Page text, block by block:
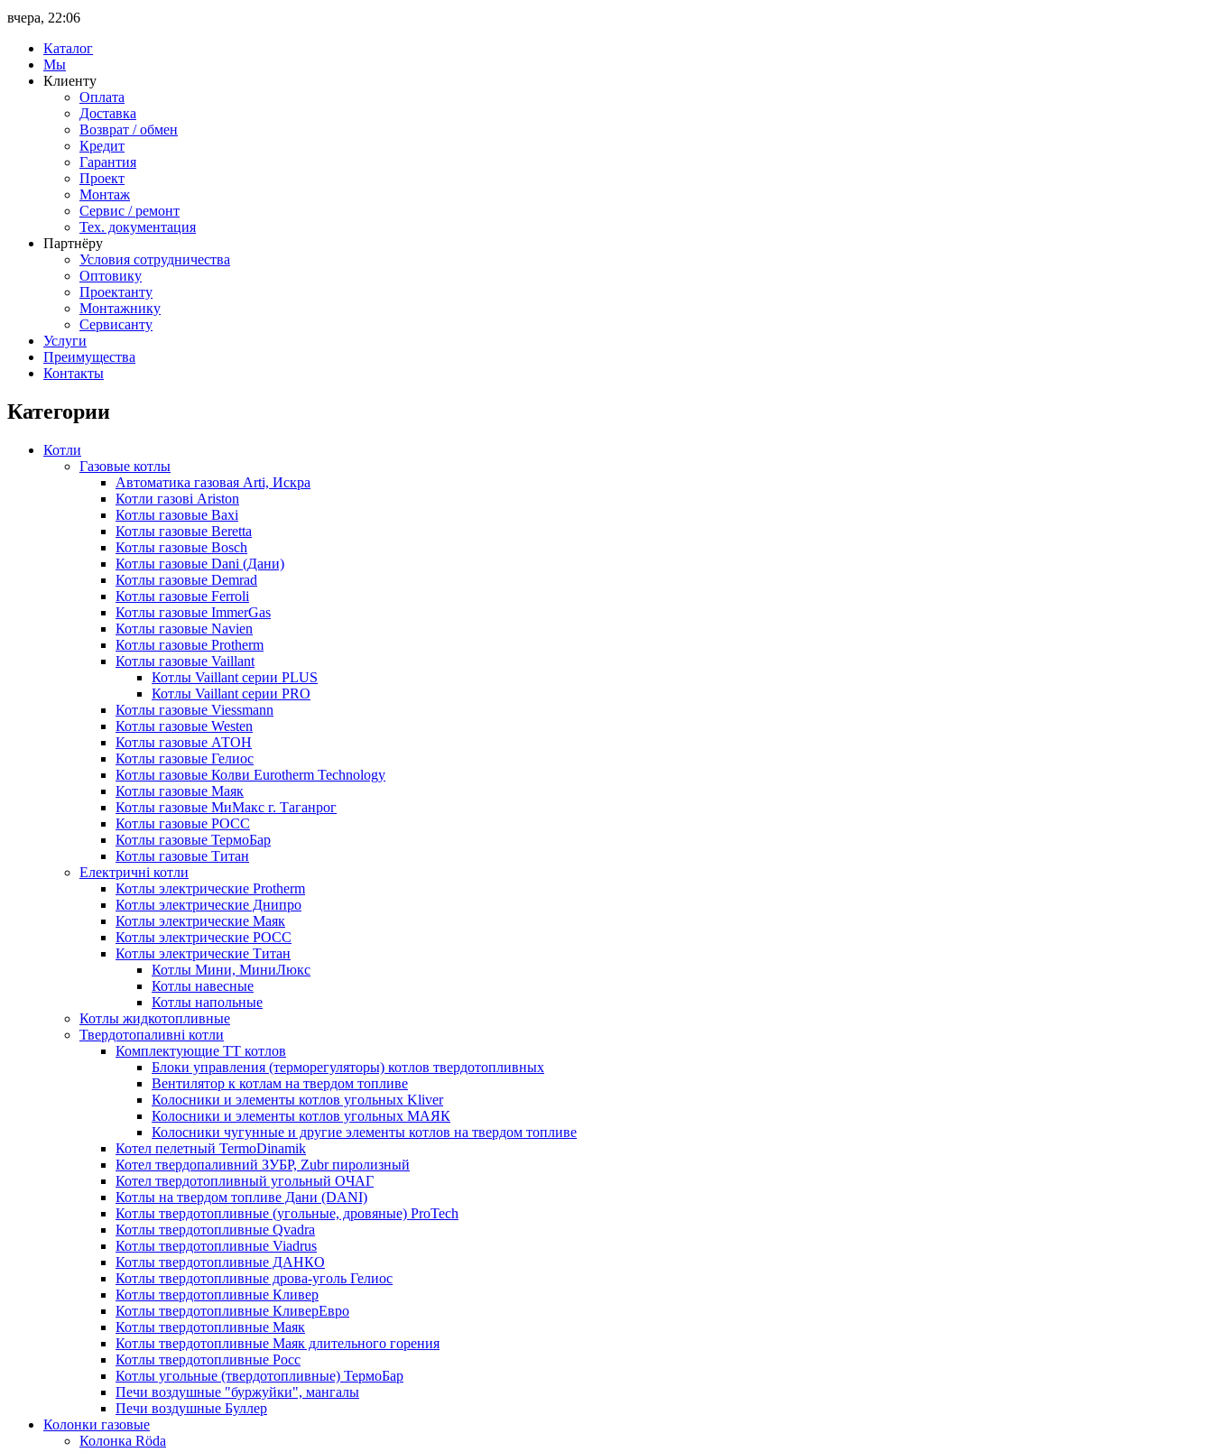
вчера, 22:06
Каталог
Мы
Клиенту
Оплата
Доставка
Возврат / обмен
Кредит
Гарантия
Проект
Монтаж
Сервис / ремонт
Тех. документация
Партнёру
Условия сотрудничества
Оптовику
Проектанту
Монтажнику
Сервисанту
Услуги
Преимущества
Контакты
Категории
Котли
Газовые котлы
Автоматика газовая Arti, Искра
Котли газові Ariston
Котлы газовые Baxi
Котлы газовые Beretta
Котлы газовые Bosch
Котлы газовые Dani (Дани)
Котлы газовые Demrad
Котлы газовые Ferroli
Котлы газовые ImmerGas
Котлы газовые Navien
Котлы газовые Protherm
Котлы газовые Vaillant
Котлы Vaillant серии PLUS
Котлы Vaillant серии PRO
Котлы газовые Viessmann
Котлы газовые Westen
Котлы газовые АТОН
Котлы газовые Гелиос
Котлы газовые Колви Eurotherm Technology
Котлы газовые Маяк
Котлы газовые МиМакс г. Таганрог
Котлы газовые РОСС
Котлы газовые ТермоБар
Котлы газовые Титан
Електричні котли
Котлы электрические Protherm
Котлы электрические Днипро
Котлы электрические Маяк
Котлы электрические РОСС
Котлы электрические Титан
Котлы Мини, МиниЛюкс
Котлы навесные
Котлы напольные
Котлы жидкотопливные
Твердотопаливні котли
Комплектующие ТТ котлов
Блоки управления (терморегуляторы) котлов твердотопливных
Вентилятор к котлам на твердом топливе
Колосники и элементы котлов угольных Kliver
Колосники и элементы котлов угольных МАЯК
Колосники чугунные и другие элементы котлов на твердом топливе
Котел пелетный TermoDinamik
Котел твердопаливний ЗУБР, Zubr пиролизный
Котел твердотопливный угольный ОЧАГ
Котлы на твердом топливе Дани (DANI)
Котлы твердотопливные (угольные, дровяные) ProTech
Котлы твердотопливные Qvadra
Котлы твердотопливные Viadrus
Котлы твердотопливные ДАНКО
Котлы твердотопливные дрова-уголь Гелиос
Котлы твердотопливные Кливер
Котлы твердотопливные КливерЕвро
Котлы твердотопливные Маяк
Котлы твердотопливные Маяк длительного горения
Котлы твердотопливные Росс
Котлы угольные (твердотопливные) ТермоБар
Печи воздушные "буржуйки", мангалы
Печи воздушные Буллер
Колонки газовые
Колонка Rӧda